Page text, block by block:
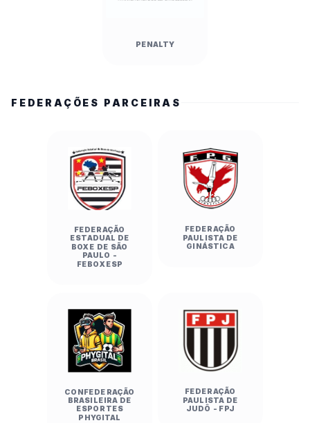
PENALTY
FEDERAÇÕES PARCEIRAS
FEDERAÇÃO
ESTADUAL DE
BOXE DE SÃO
PAULO -
FEBOXESP
FEDERAÇÃO
PAULISTA DE
GINÁSTICA
CONFEDERAÇÃO
BRASILEIRA DE
ESPORTES
PHYGITAL
FEDERAÇÃO
PAULISTA DE
JUDÔ - FPJ